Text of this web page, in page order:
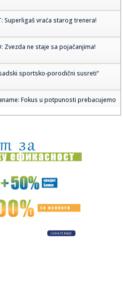
Superligaš vraća starog trenera!
Zvezda ne staje sa pojačanjima!
sportsko-porodični susreti“
Fokus u potpunosti prebacujemo
Vinćenca Italijana za novog trenera
i Crnogorac po Interpolovim
Svetog Jovana: Zašto se večeras
se Jelisaveta Orašanin i Miloš